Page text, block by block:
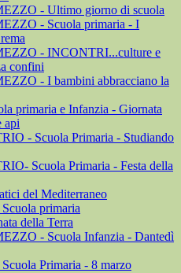
- Ultimo giorno di scuola
- Scuola primaria - I
- INCONTRI...culture e
confini
- I bambini abbracciano la
primaria e Infanzia - Giornata
api
- Scuola Primaria - Studiando
Scuola Primaria - Festa della
del Mediterraneo
primaria
della Terra
- Scuola Infanzia - Dantedì
Primaria - 8 marzo